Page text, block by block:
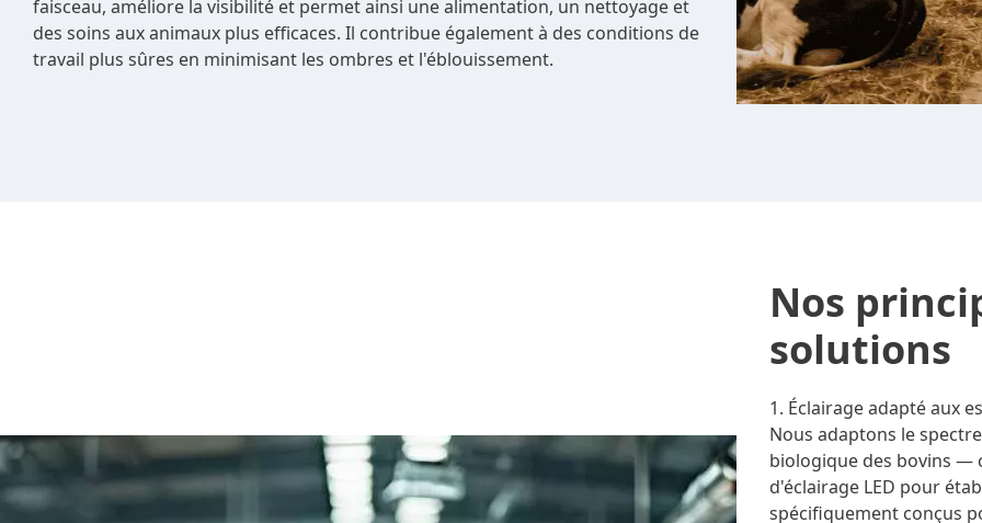
faisceau, améliore la visibilité et permet ainsi une alimentation, un nettoyage et
des soins aux animaux plus efficaces. Il contribue également à des conditions de
travail plus sûres en minimisant les ombres et l'éblouissement.
Nos
solutions
1. Éclairage adapté aux
Nous adaptons le
biologique des bovins —
d'éclairage LED pour
spécifiquement conçus